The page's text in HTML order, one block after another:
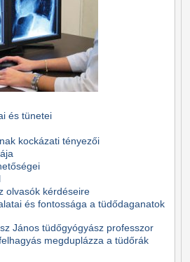
és tünetei
kockázati tényezői
olvasók kérdéseire
és fontossága a tüdődaganatok
János tüdőgyógyász professzor
megduplázza a tüdőrák